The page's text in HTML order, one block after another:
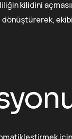
kilidini
dönüştürerek,